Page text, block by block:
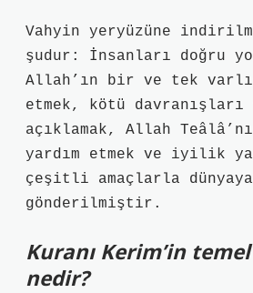
Vahyin yeryüzüne
şudur: İnsanları doğru
Allah’ın bir ve tek
etmek, kötü
açıklamak, Allah
yardım etmek ve iyilik
çeşitli amaçlarla dünyaya
gönderilmiştir.
Kuranı Kerim’in
nedir?